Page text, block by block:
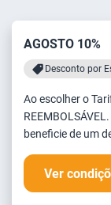
AGOSTO 10%
Desconto por
Ao escolher o
beneficie de um
Ver